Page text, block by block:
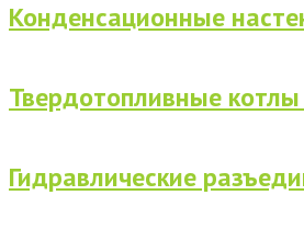
Конденсационные
Твердотопливные
Гидравлические